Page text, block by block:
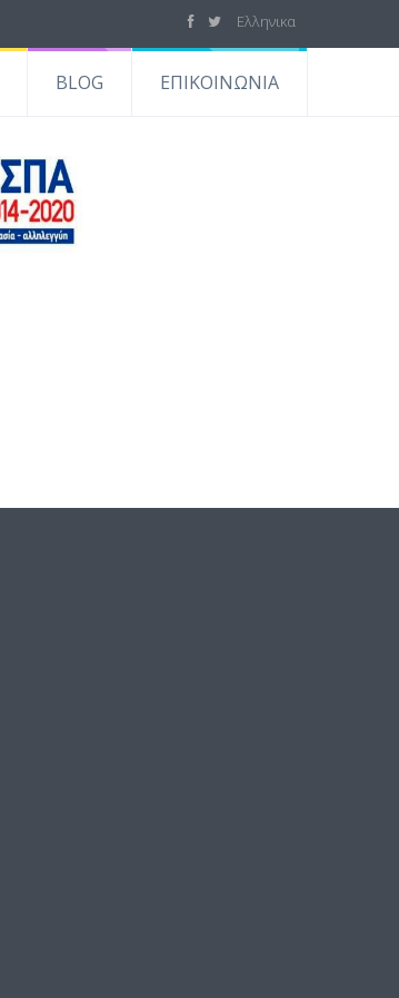
Ελληνικα
BLOG ΕΠΙΚΟΙΝΩΝΙΑ